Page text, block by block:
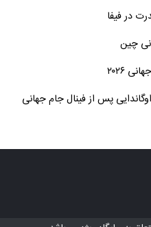
در فیفا
چین
۲۰۲۶
پس از فینال جام جهانی